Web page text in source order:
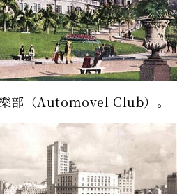
部（Automovel Club）。